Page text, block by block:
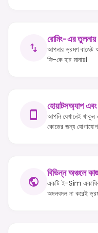
রোমিং-এর
আপনার ভ্রমণ বাজেট
ফি-কে হার মানায়।
হোয়াটসঅ্যাপ এবং
আপনি যেখানেই থাকুন
কোডের জন্য
বিভিন্ন অঞ্চলে
একটি ই-Sim
অদলবদল না করেই